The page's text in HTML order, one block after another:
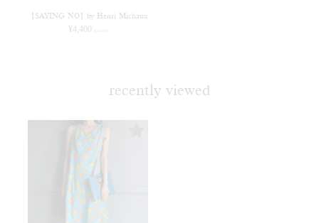
【SAYING NO】by Henri Michaux
¥4,400 (in tax)
recently viewed